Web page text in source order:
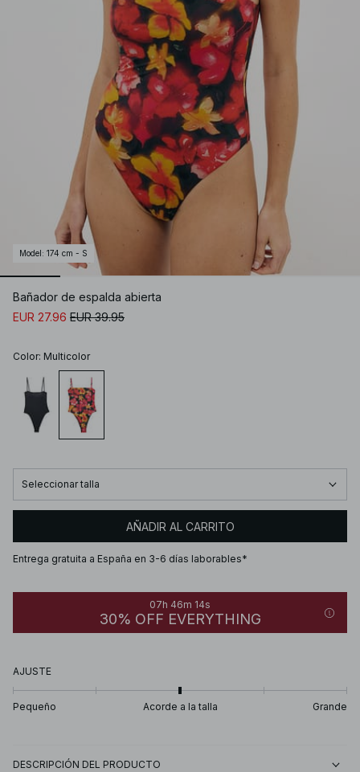
Model : 174 cm - S
Bañador de espalda abierta
EUR 27.96 EUR 39.95
Color: Multicolor
Seleccionar talla
AÑADIR AL CARRITO
Entrega gratuita a España en 3-6 días laborables*
07h 46m 14s
30% OFF EVERYTHING
AJUSTE
Pequeño Acorde a la talla Grande
DESCRIPCIÓN DEL PRODUCTO